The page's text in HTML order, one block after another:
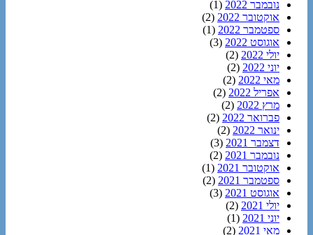
נובמבר 2022
(1)
אוקטובר 2022
(2)
ספטמבר 2022
(1)
אוגוסט 2022
(3)
יולי 2022
(2)
יוני 2022
(2)
מאי 2022
(2)
אפריל 2022
(2)
מרץ 2022
(2)
פברואר 2022
(2)
ינואר 2022
(2)
דצמבר 2021
(3)
נובמבר 2021
(2)
אוקטובר 2021
(1)
ספטמבר 2021
(2)
אוגוסט 2021
(3)
יולי 2021
(2)
יוני 2021
(1)
מאי 2021
(2)